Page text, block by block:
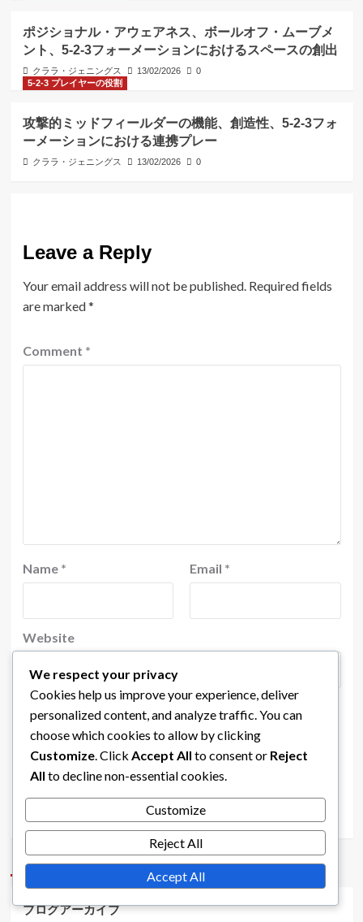
ポジショナル・アウェアネス、ボールオフ・ムーブメ
ント、5-2-3フォーメーションにおけるスペースの創出
クララ・ジェニングス 13/02/2026
0
5-2-3 プレイヤーの役割
攻撃的ミッドフィールダーの機能、創造性、5-2-3フォ
ーメーションにおける連携プレー
クララ・ジェニングス 13/02/2026 0
Leave a Reply
Your email address will not be published. Required fields
are marked*
Comment *
Name * Email *
Website
Save my name, email, and website in this browser
リンク
ブログアーカイブ
We respect your privacy
Cookies help us improve your experience, deliver
personalized content, and analyze traffic. You can
choose which cookies to allow by clicking
Customize . Click Accept All to consent or Reject
All to decline non-essential cookies.
Customize
Reject All
Accept All